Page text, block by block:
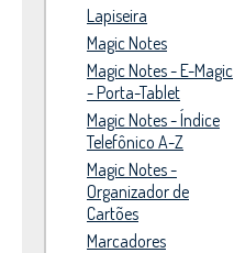
Lapiseira
Magic Notes
Magic Notes - E-Magic
- Porta-Tablet
Magic Notes - Índice
Telefônico A-Z
Magic Notes -
Organizador de
Cartões
Marcadores